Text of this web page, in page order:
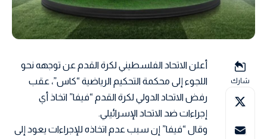
شارك
أعلن الاتحاد الفلسطيني لكرة القدم عن توجهه نحو
اللجوء إلى محكمة التحكيم الرياضية “كاس”، عقب
رفض الاتحاد الدولي لكرة القدم “فيفا” اتخاذ أي
إجراءات ضد الاتحاد الإسرائيلي.
وقال “فيفا” إن سبب عدم اتخاذه للإجراءات يعود إلى